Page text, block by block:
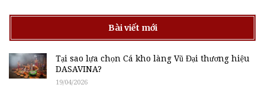
Bài viết mới
Tại sao lựa chọn Cá kho làng Vũ Đại thương hiệu
DASAVINA?
19/04/2026